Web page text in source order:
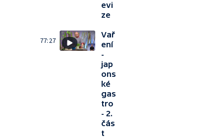
evi
ze
77:27
Vař
ení
-
jap
ons
ké
gas
tro
- 2.
čás
t